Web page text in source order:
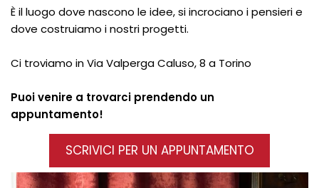
È il luogo dove nascono le idee, si incrociano i pensieri e
dove costruiamo i nostri progetti.
Ci troviamo in Via Valperga Caluso, 8 a Torino
Puoi venire a trovarci prendendo un
appuntamento!
SCRIVICI PER UN APPUNTAMENTO